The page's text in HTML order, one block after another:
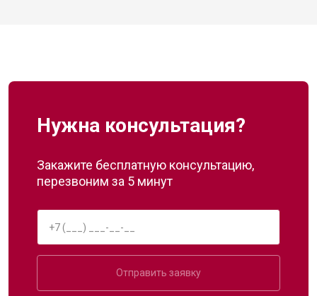
Нужна консультация?
Закажите бесплатную консультацию,
перезвоним за 5 минут
Отправить заявку